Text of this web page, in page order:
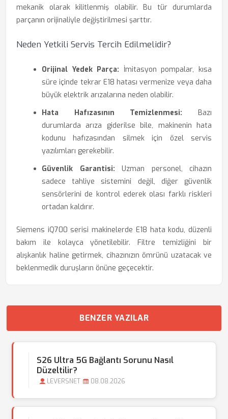
mekanik olarak kilitlenmiş olabilir. Bu tür durumlarda
parçanın orijinaliyle değiştirilmesi şarttır.
Neden Yetkili Servis Tercih Edilmelidir?
Orijinal Yedek Parça: İmitasyon pompalar, kısa
süre içinde tekrar E18 hatası vermenize veya daha
büyük elektrik arızalarına neden olabilir.
Hata Hafızasının Temizlenmesi: Bazı
durumlarda arıza giderilse bile, makinenin hata
kodunu hafızasından silmek için özel servis
yazılımları gerekebilir.
Güvenlik Garantisi: Uzman personel, cihazın
sadece tahliye sistemini değil, diğer güvenlik
sensörlerini de kontrol ederek olası farklı riskleri
ortadan kaldırır.
Siemens iQ700 serisi makinelerde E18 hata kodu, düzenli
bakım ile kolayca yönetilebilir. Filtre temizliğini bir
alışkanlık haline getirmek, cihazınızın ömrünü uzatacak ve
beklenmedik duruşların önüne geçecektir.
BENZER YAZILAR
S26 Ultra 5G Bağlantı Sorunu Nasıl
Düzeltilir?
LEVERSNET 08.08.2026